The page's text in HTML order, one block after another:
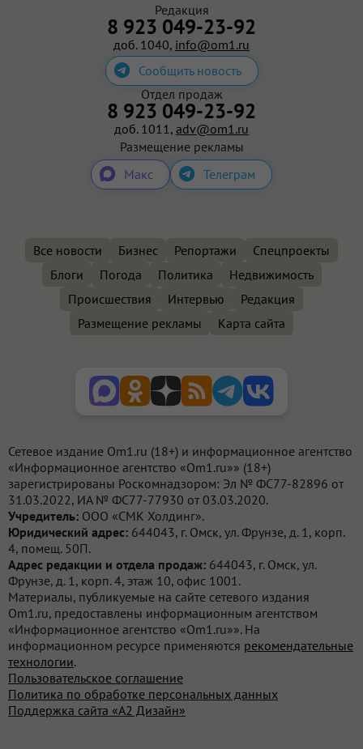
Редакция
8 923 049-23-92
доб. 1040, info@om1.ru
Сообщить новость
Отдел продаж
8 923 049-23-92
доб. 1011, adv@om1.ru
Размещение рекламы
Макс
Телеграм
Все новости Бизнес Репортажи
Спецпроекты
Блоги
Погода Политика
Недвижимость
Происшествия
Интервью
Редакция
Размещение рекламы
Карта сайта
Сетевое издание Om1.ru (18+) и информационное агентство
«Информационное агентство «Om1.ru»» (18+)
зарегистрированы Роскомнадзором: Эл № ФС77-82896 от
31.03.2022, ИА № ФС77-77930 от 03.03.2020.
Учредитель: ООО «СМК Холдинг».
Юридический адрес: 644043, г. Омск, ул. Фрунзе, д. 1, корп.
4, помещ. 50П.
Адрес редакции и отдела продаж: 644043, г. Омск, ул.
Фрунзе, д. 1, корп. 4, этаж 10, офис 1001.
Материалы, публикуемые на сайте сетевого издания
Om1.ru, предоставлены информационным агентством
«Информационное агентство «Om1.ru»». На
информационном ресурсе применяются рекомендательные
технологии.
Пользовательское соглашение
Политика по обработке персональных данных
Поддержка сайта «А2 Дизайн»